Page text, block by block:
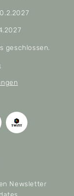
geschlossen.
Newsletter